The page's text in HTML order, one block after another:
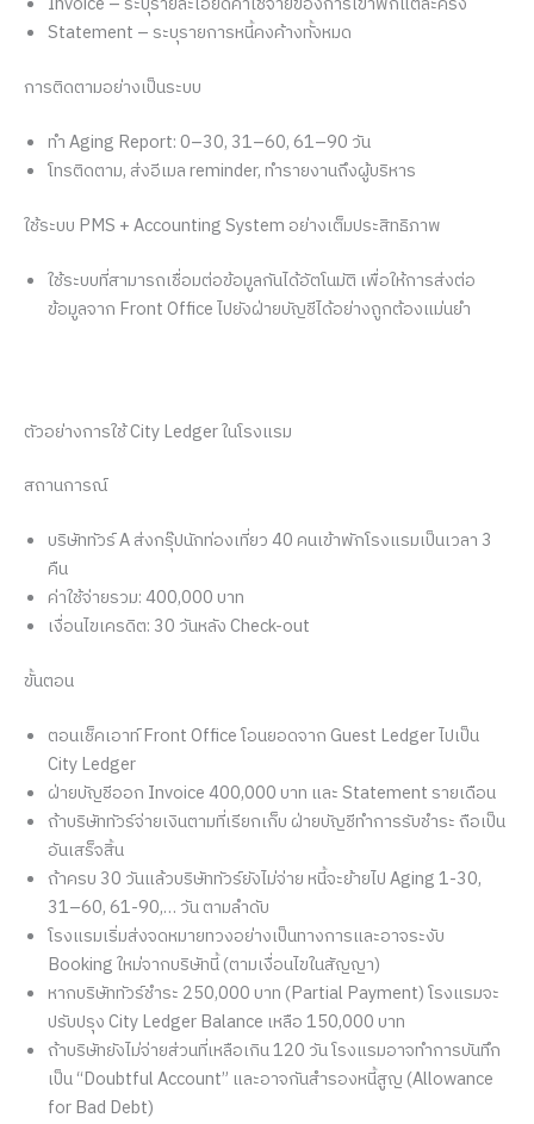
Statement – ระบุรายการหนี้คงค้างทั้งหมด
การติดตามอย่างเป็นระบบ
ทำ Aging Report: 0–30, 31–60, 61–90 วัน
โทรติดตาม, ส่งอีเมล reminder, ทำรายงานถึงผู้บริหาร
ใช้ระบบ PMS + Accounting System อย่างเต็มประสิทธิภาพ
ใช้ระบบที่สามารถเชื่อมต่อข้อมูลกันได้อัตโนมัติ เพื่อให้การส่งต่อ
ข้อมูลจาก Front Office ไปยังฝ่ายบัญชีได้อย่างถูกต้องแม่นยำ
ตัวอย่างการใช้ City Ledger ในโรงแรม
สถานการณ์
บริษัททัวร์ A ส่งกรุ๊ปนักท่องเที่ยว 40 คนเข้าพักโรงแรมเป็นเวลา 3
คืน
ค่าใช้จ่ายรวม: 400,000 บาท
เงื่อนไขเครดิต: 30 วันหลัง Check-out
ขั้นตอน
ตอนเช็คเอาท์ Front Office โอนยอดจาก Guest Ledger ไปเป็น
City Ledger
ฝ่ายบัญชีออก Invoice 400,000 บาท และ Statement รายเดือน
ถ้าบริษัททัวร์จ่ายเงินตามที่เรียกเก็บ ฝ่ายบัญชีทำการรับชำระ ถือเป็น
อันเสร็จสิ้น
ถ้าครบ 30 วันแล้วบริษัททัวร์ยังไม่จ่าย หนี้จะย้ายไป Aging 1-30,
31–60, 61-90,… วัน ตามลำดับ
โรงแรมเริ่มส่งจดหมายทวงอย่างเป็นทางการและอาจระงับ
Booking ใหม่จากบริษัทนี้ (ตามเงื่อนไขในสัญญา)
หากบริษัททัวร์ชำระ 250,000 บาท (Partial Payment) โรงแรมจะ
ปรับปรุง City Ledger Balance เหลือ 150,000 บาท
ถ้าบริษัทยังไม่จ่ายส่วนที่เหลือเกิน 120 วัน โรงแรมอาจทำการบันทึก
เป็น “Doubtful Account” และอาจกันสำรองหนี้สูญ (Allowance
for Bad Debt)